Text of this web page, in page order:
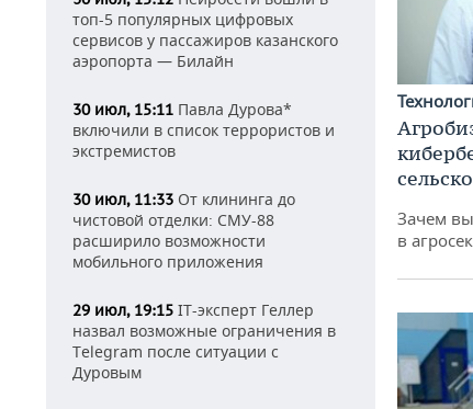
топ-5 популярных цифровых
сервисов у пассажиров казанского
аэропорта — Билайн
30 июл, 15:11 Павла Дурова*
включили в список террористов и
экстремистов
30 июл, 11:33 От клининга до
чистовой отделки: СМУ-88
расширило возможности
мобильного приложения
29 июл, 19:15 IT-эксперт Геллер
назвал возможные ограничения в
Telegram после ситуации с
Дуровым
Зачем
в